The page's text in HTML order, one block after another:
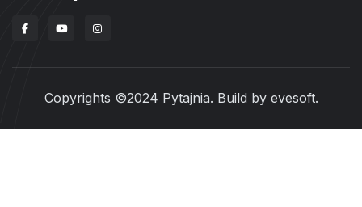
Copyrights ©2024 Pytajnia. Build by evesoft.